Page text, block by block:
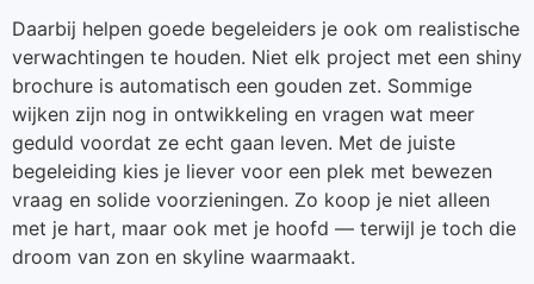
Daarbij helpen goede begeleiders je ook om realistische
verwachtingen te houden. Niet elk project met een shiny
brochure is automatisch een gouden zet. Sommige
wijken zijn nog in ontwikkeling en vragen wat meer
geduld voordat ze echt gaan leven. Met de juiste
begeleiding kies je liever voor een plek met bewezen
vraag en solide voorzieningen. Zo koop je niet alleen
met je hart, maar ook met je hoofd — terwijl je toch die
droom van zon en skyline waarmaakt.